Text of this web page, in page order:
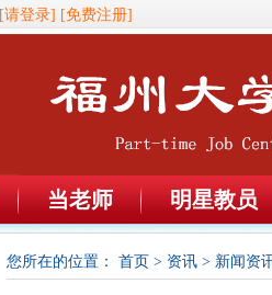
[请登录] [免费注册]
当老师 明星教员
您所在的位置： 首页 > 资讯 > 新闻资